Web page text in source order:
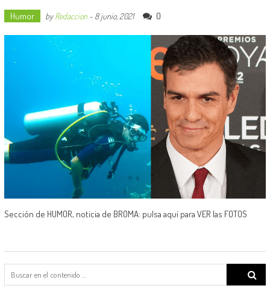
Humor byRedaccion- 8 junio, 2021 0
Sección de HUMOR, noticia de BROMA: pulsa aquí para VER las FOTOS
Search
for: